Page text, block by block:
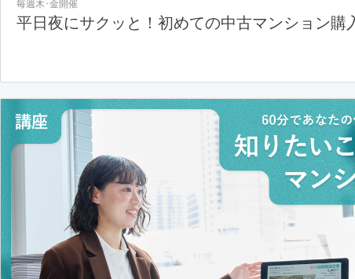
毎週木･金開催
平日夜にサクッと！初めての中古マンション購